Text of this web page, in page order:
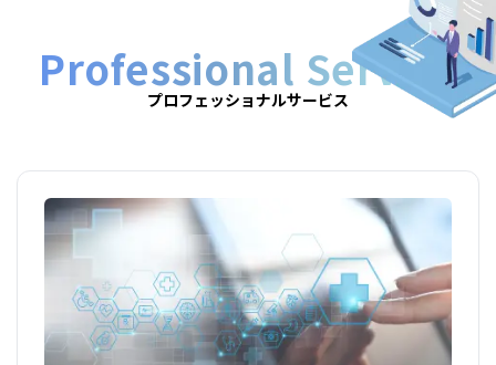
Professional Service
プロフェッショナルサービス